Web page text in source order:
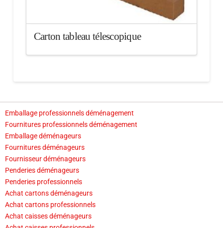
Carton tableau télescopique
Emballage professionnels déménagement
Fournitures professionnels déménagement
Emballage déménageurs
Fournitures déménageurs
Fournisseur déménageurs
Penderies déménageurs
Penderies professionnels
Achat cartons déménageurs
Achat cartons professionnels
Achat caisses déménageurs